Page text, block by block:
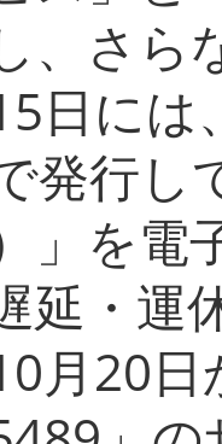
、さら
日に
発行し
」を電
延・運
月20